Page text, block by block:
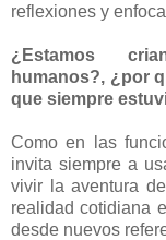
reflexiones y
¿Estamos
humanos?, ¿por
que siempre
Como en las
invita siempre a
vivir la aventura
realidad cotidiana
desde nuevos